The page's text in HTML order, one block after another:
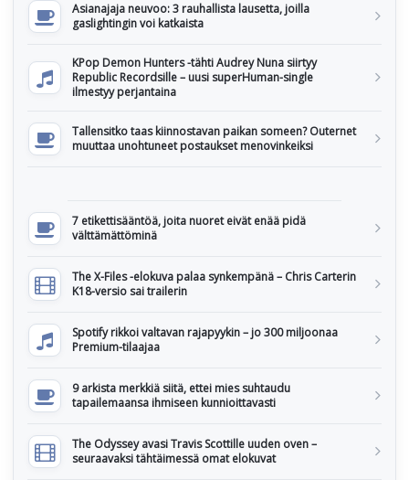
Asianajaja neuvoo: 3 rauhallista lausetta, joilla
gaslightingin voi katkaista
KPop Demon Hunters -tähti Audrey Nuna siirtyy
Republic Recordsille – uusi superHuman-single
ilmestyy perjantaina
Tallensitko taas kiinnostavan paikan someen? Outernet
muuttaa unohtuneet postaukset menovinkeiksi
7 etikettisääntöä, joita nuoret eivät enää pidä
välttämättöminä
The X-Files -elokuva palaa synkempänä – Chris Carterin
K18-versio sai trailerin
Spotify rikkoi valtavan rajapyykin – jo 300 miljoonaa
Premium-tilaajaa
9 arkista merkkiä siitä, ettei mies suhtaudu
tapailemaansa ihmiseen kunnioittavasti
The Odyssey avasi Travis Scottille uuden oven –
seuraavaksi tähtäimessä omat elokuvat